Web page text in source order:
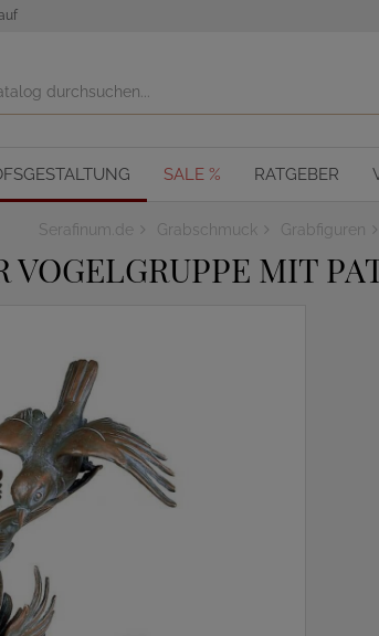
SALE % RATGEBER
Serafinum.de Grabschmuck Grabfiguren
VOGELGRUPPE MIT